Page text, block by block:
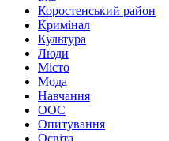
Коростенський район
Кримінал
Культура
Люди
Місто
Мода
Навчання
ООС
Опитування
Освіта